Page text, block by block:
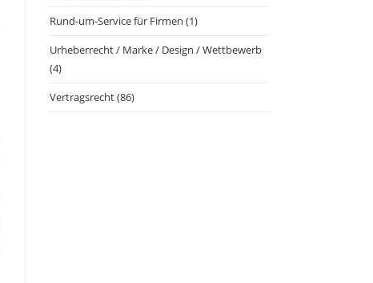
Rund-um-Service für Firmen (1)
Urheberrecht / Marke / Design / Wettbewerb
(4)
Vertragsrecht(86)